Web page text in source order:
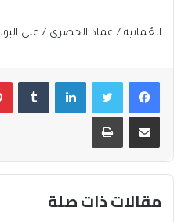
العُمانية / عماد الحضري / علي
فيسبوكتويتر لينكدإن
مشاركة عبر البريد طباعة
مقالات ذات صلة